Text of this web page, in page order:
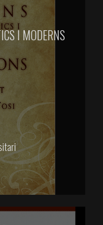
I MODERNS